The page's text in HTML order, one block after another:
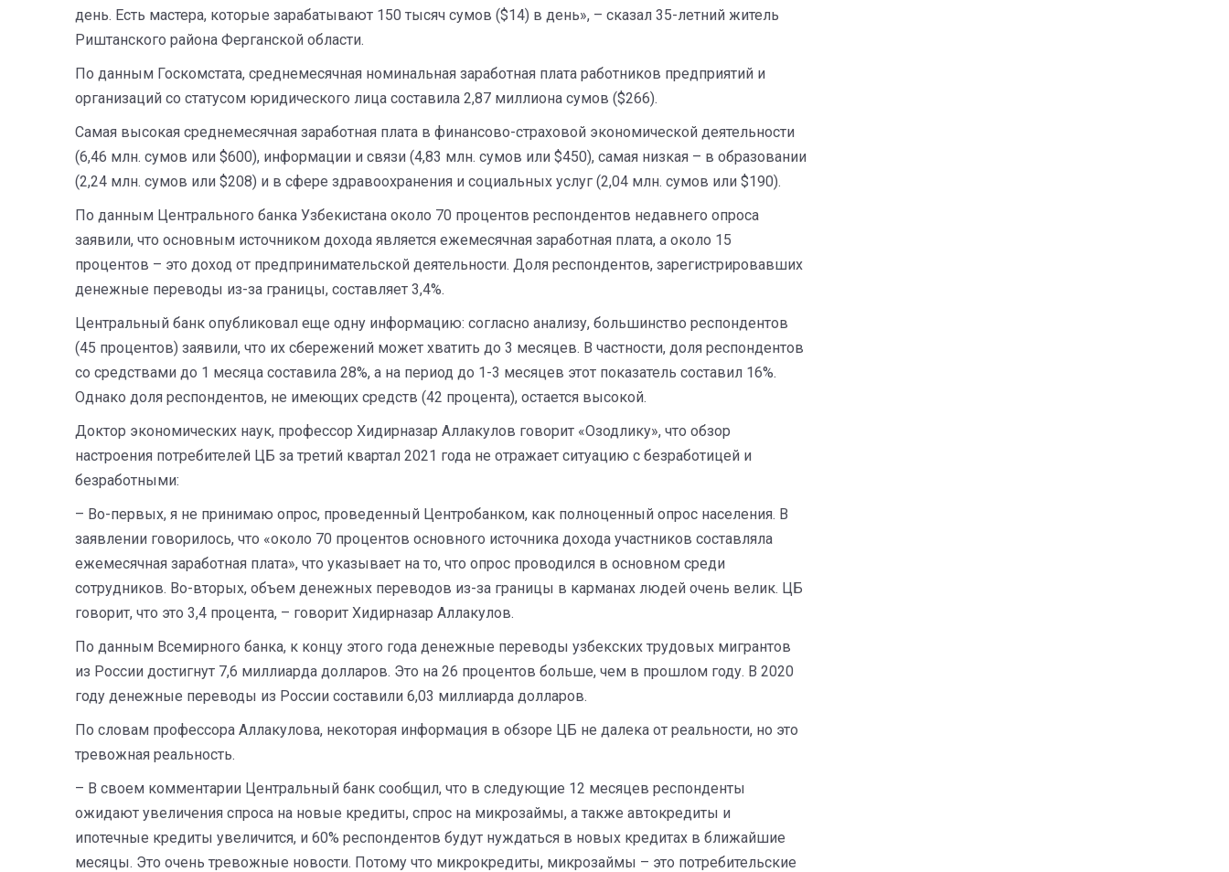
день. Есть мастера, которые зарабатывают 150 тысяч сумов ($14) в день», – сказал 35-летний житель
Риштанского района Ферганской области.
По данным Госкомстата, среднемесячная номинальная заработная плата работников предприятий и
организаций со статусом юридического лица составила 2,87 миллиона сумов ($266).
Самая высокая среднемесячная заработная плата в финансово-страховой экономической деятельности
(6,46 млн. сумов или $600), информации и связи (4,83 млн. сумов или $450), самая низкая – в образовании
(2,24 млн. сумов или $208) и в сфере здравоохранения и социальных услуг (2,04 млн. сумов или $190).
По данным Центрального банка Узбекистана около 70 процентов респондентов недавнего опроса
заявили, что основным источником дохода является ежемесячная заработная плата, а около 15
процентов – это доход от предпринимательской деятельности. Доля респондентов, зарегистрировавших
денежные переводы из-за границы, составляет 3,4%.
Центральный банк опубликовал еще одну информацию: согласно анализу, большинство респондентов
(45 процентов) заявили, что их сбережений может хватить до 3 месяцев. В частности, доля респондентов
со средствами до 1 месяца составила 28%, а на период до 1-3 месяцев этот показатель составил 16%.
Однако доля респондентов, не имеющих средств (42 процента), остается высокой.
Доктор экономических наук, профессор Хидирназар Аллакулов говорит «Озодлику», что обзор
настроения потребителей ЦБ за третий квартал 2021 года не отражает ситуацию с безработицей и
безработными:
– Во-первых, я не принимаю опрос, проведенный Центробанком, как полноценный опрос населения. В
заявлении говорилось, что «около 70 процентов основного источника дохода участников составляла
ежемесячная заработная плата», что указывает на то, что опрос проводился в основном среди
сотрудников. Во-вторых, объем денежных переводов из-за границы в карманах людей очень велик. ЦБ
говорит, что это 3,4 процента, – говорит Хидирназар Аллакулов.
По данным Всемирного банка, к концу этого года денежные переводы узбекских трудовых мигрантов
из России достигнут 7,6 миллиарда долларов. Это на 26 процентов больше, чем в прошлом году. В 2020
году денежные переводы из России составили 6,03 миллиарда долларов.
По словам профессора Аллакулова, некоторая информация в обзоре ЦБ не далека от реальности, но это
тревожная реальность.
– В своем комментарии Центральный банк сообщил, что в следующие 12 месяцев респонденты
ожидают увеличения спроса на новые кредиты, спрос на микрозаймы, а также автокредиты и
ипотечные кредиты увеличится, и 60% респондентов будут нуждаться в новых кредитах в ближайшие
месяцы. Это очень тревожные новости. Потому что микрокредиты, микрозаймы – это потребительские